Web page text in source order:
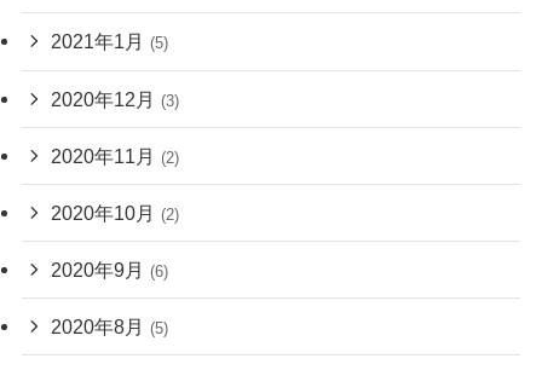
2021年1月 (5)
2020年12月 (3)
2020年11月 (2)
2020年10月 (2)
2020年9月 (6)
2020年8月 (5)